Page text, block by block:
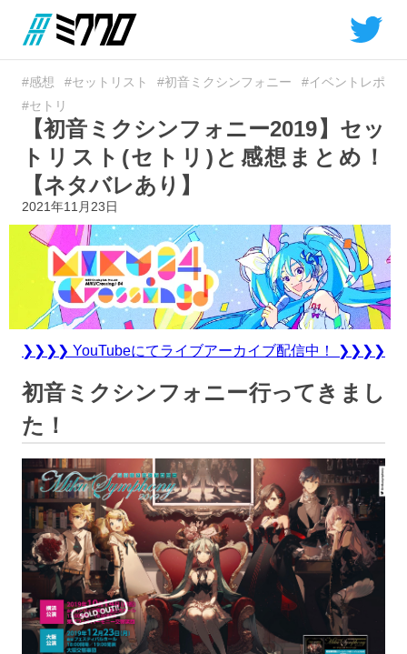
#感想 #セットリスト #初音ミクシンフォニー
#イベントレポ
#セトリ
【初音ミクシンフォニー2019】セッ
トリスト(セトリ)と感想まとめ！
【ネタバレあり】
2021年11月23日
❯❯❯❯ YouTubeにてライブアーカイブ配信中！ ❯❯❯❯
初音ミクシンフォニー行ってきまし
た！